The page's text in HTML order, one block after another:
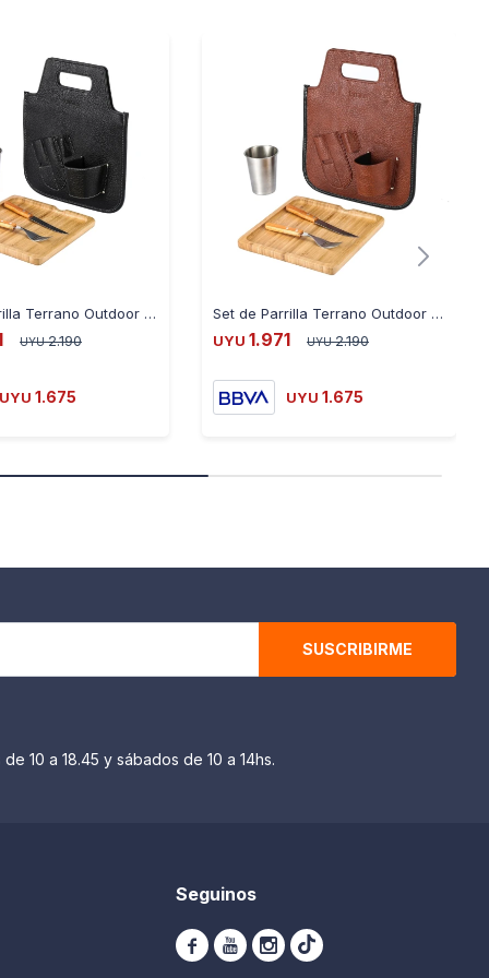
Set de Parrilla Terrano Outdoor Completo - NEGRO
UYU 2.190
UYU 1.675
Set de Parrilla Terrano Outdoor Completo - MARRON
UYU 1.971 UYU 2.190
UYU 1.675
SUSCRIBIRME
10 a 18.45 y sábados de 10 a 14hs.
Seguinos
  